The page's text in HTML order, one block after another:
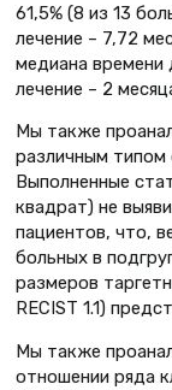
61,5% (8 из 13
лечение – 7,72
медиана времени
лечение – 2
Мы также
различным типом
Выполненные
квадрат) не
пациентов, что,
больных в
размеров
RECIST 1.1)
Мы также
отношении ряда